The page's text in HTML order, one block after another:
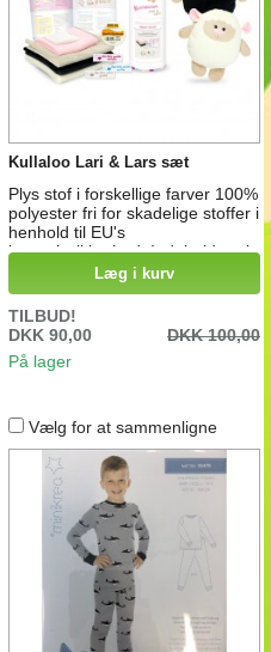
Kullaloo Lari & Lars sæt
Plys stof i forskellige farver 100%
polyester fri for skadelige stoffer i
henhold til EU's
legetøjssikkerhed. Indeholder alt
du skal bruge for at lave de søde
Lari og Lars Cuddly sheeps ( får
)
Læg i kurv
TILBUD!
DKK 90,00
DKK 100,00
På lager
Vælg for at sammenligne